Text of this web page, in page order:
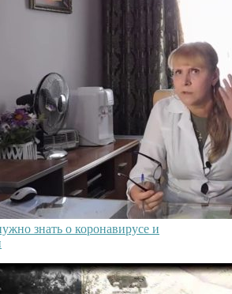
знать о коронавирусе и